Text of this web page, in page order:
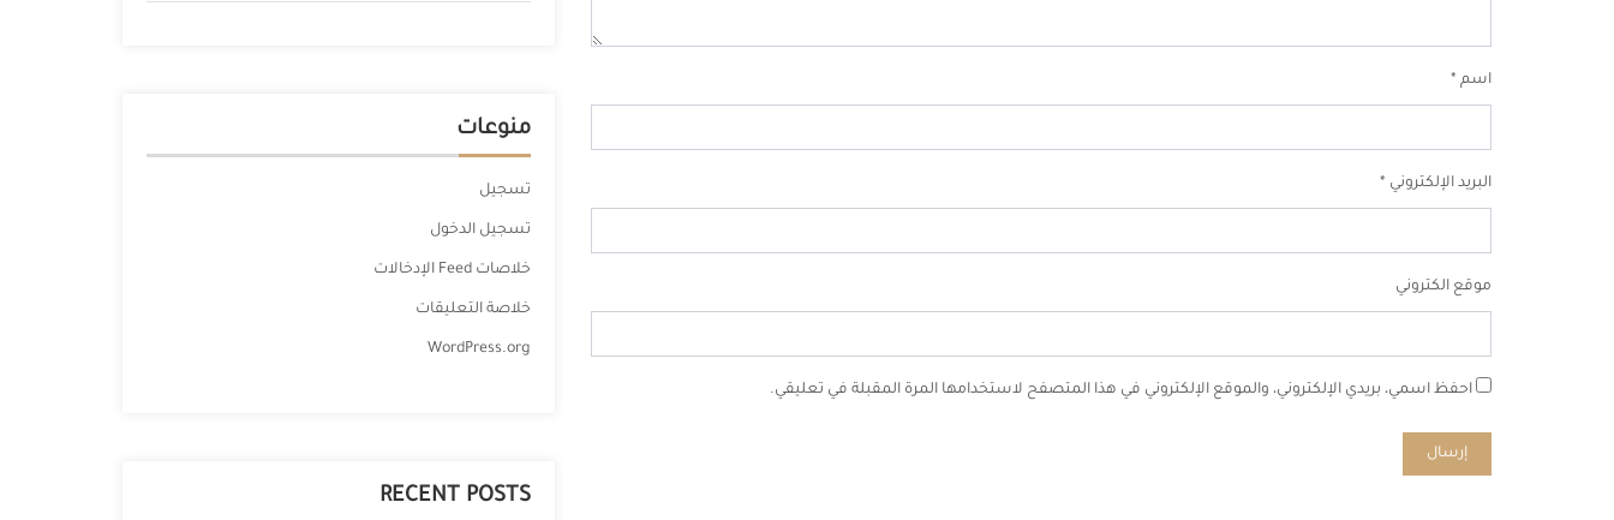
اسم *
البريد الإلكتروني *
موقع الكتروني
احفظ اسمي، بريدي الإلكتروني، والموقع الإلكتروني في هذا المتصفح لاستخدامها المرة المقبلة في تعليقي.
منوعات
تسجيل
تسجيل الدخول
خلاصات Feed الإدخالات
خلاصة التعليقات
WordPress.org
RECENT POSTS